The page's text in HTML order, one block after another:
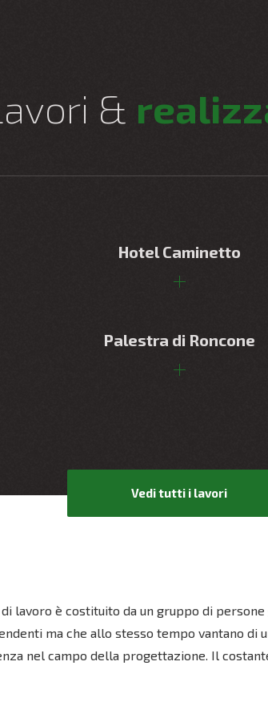
&
Hotel Caminetto
Palestra di Roncone
Vedi tutti i lavori
lavoro è costituito da un gruppo di persone
ma che allo stesso tempo vantano di
nel campo della progettazione. Il